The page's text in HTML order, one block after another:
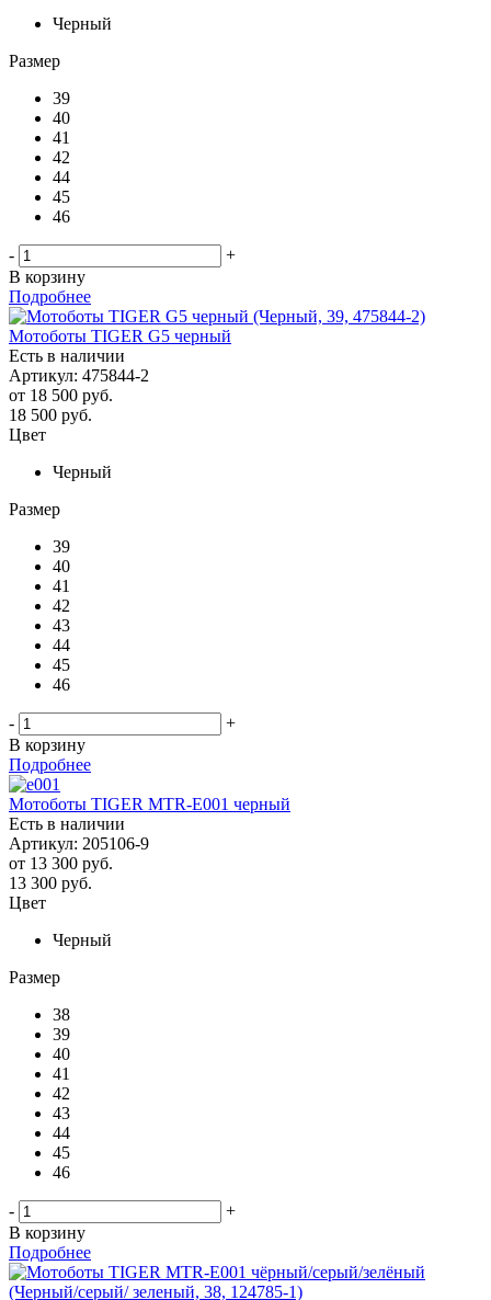
Черный
Размер
39
40
41
42
44
45
46
-
+
В корзину
Подробнее
Мотоботы TIGER G5 черный
Есть в наличии
Артикул: 475844-2
от 18 500 руб.
18 500 руб.
Цвет
Черный
Размер
39
40
41
42
43
44
45
46
-
+
В корзину
Подробнее
Мотоботы TIGER MTR-E001 черный
Есть в наличии
Артикул: 205106-9
от 13 300 руб.
13 300 руб.
Цвет
Черный
Размер
38
39
40
41
42
43
44
45
46
-
+
В корзину
Подробнее